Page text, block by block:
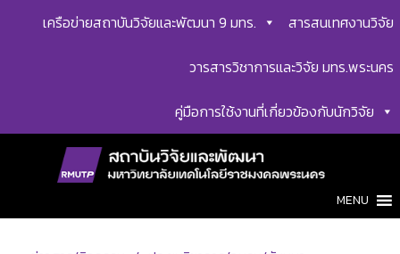
เครือข่ายสถาบันวิจัยและพัฒนา 9 มทร. สารสนเทศงานวิจัย
วารสารวิชาการและวิจัย มทร.พระนคร
คู่มือการใช้งานที่เกี่ยวข้องกับนักวิจัย
MENU